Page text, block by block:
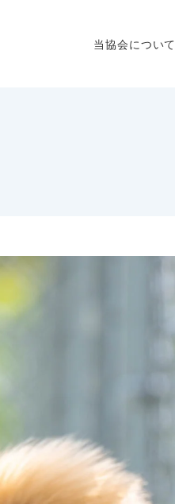
当協会について